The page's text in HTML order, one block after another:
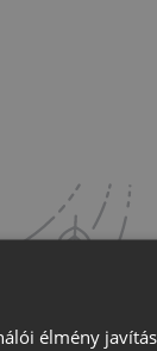
élmény